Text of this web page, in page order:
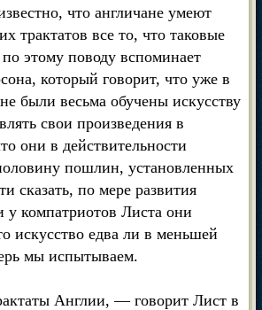
что англичане умеют
трактатов все то, что таковые
этому поводу вспоминает
который говорит, что уже в
были весьма обучены искусству
свои произведения в
они в действительности
пошлин, установленных
сказать, по мере развития
компатриотов Листа они
искусство едва ли в меньшей
мы испытываем.
Англии, — говорит Лист в